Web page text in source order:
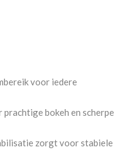
voor iedere
bokeh en scherpe
zorgt voor stabiele